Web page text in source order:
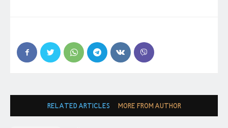
RELATED ARTICLES MORE FROM AUTHOR